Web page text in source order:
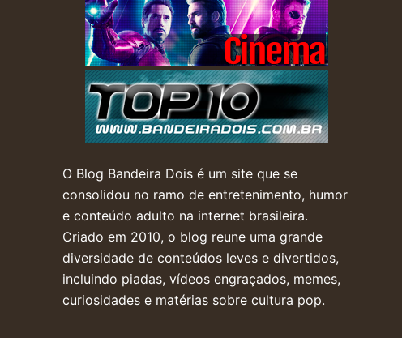
O Blog Bandeira Dois é um site que se
consolidou no ramo de entretenimento, humor
e conteúdo adulto na internet brasileira.
Criado em 2010, o blog reune uma grande
diversidade de conteúdos leves e divertidos,
incluindo piadas, vídeos engraçados, memes,
curiosidades e matérias sobre cultura pop.